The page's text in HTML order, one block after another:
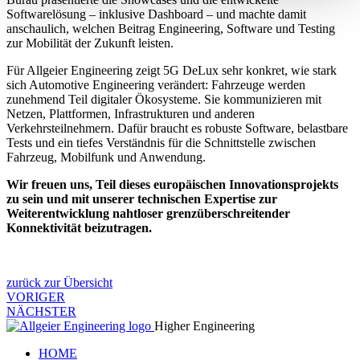
Softwarelösung – inklusive Dashboard – und machte damit
anschaulich, welchen Beitrag Engineering, Software und Testing
zur Mobilität der Zukunft leisten.
Für Allgeier Engineering zeigt 5G DeLux sehr konkret, wie stark
sich Automotive Engineering verändert: Fahrzeuge werden
zunehmend Teil digitaler Ökosysteme. Sie kommunizieren mit
Netzen, Plattformen, Infrastrukturen und anderen
Verkehrsteilnehmern. Dafür braucht es robuste Software, belastbare
Tests und ein tiefes Verständnis für die Schnittstelle zwischen
Fahrzeug, Mobilfunk und Anwendung.
Wir freuen uns, Teil dieses europäischen Innovationsprojekts
zu sein und mit unserer technischen Expertise zur
Weiterentwicklung nahtloser grenzüberschreitender
Konnektivität beizutragen.
zurück zur Übersicht
VORIGER
NÄCHSTER
Higher Engineering
HOME